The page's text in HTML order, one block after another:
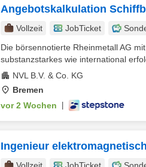
Angebotskalkulation
Vollzeit JobTicket
Die börsennotierte Rheinmetall AG
substanzstarkes wie international
NVL B.V. & Co. KG
Bremen
vor 2 Wochen
Ingenieur